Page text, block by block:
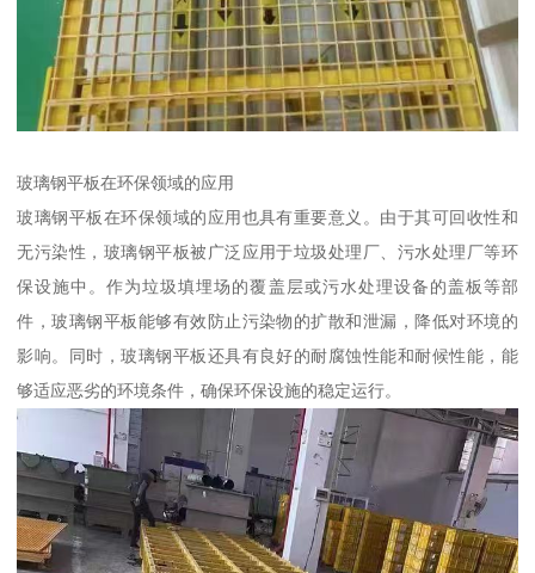
玻璃钢平板在环保领域的应用
玻璃钢平板在环保领域的应用也具有重要意义。由于其可回收性和
无污染性，玻璃钢平板被广泛应用于垃圾处理厂、污水处理厂等环
保设施中。作为垃圾填埋场的覆盖层或污水处理设备的盖板等部
件，玻璃钢平板能够有效防止污染物的扩散和泄漏，降低对环境的
影响。同时，玻璃钢平板还具有良好的耐腐蚀性能和耐候性能，能
够适应恶劣的环境条件，确保环保设施的稳定运行。